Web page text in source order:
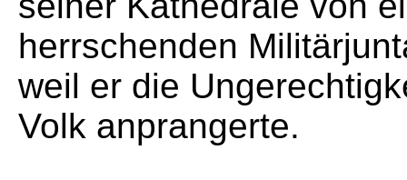
herrschenden
weil er die
Volk anprangerte.